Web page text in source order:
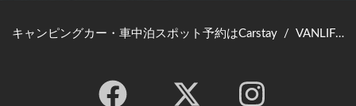
キャンピングカー・車中泊スポット予約はCarstay / VANLIFE JAPAN TOP